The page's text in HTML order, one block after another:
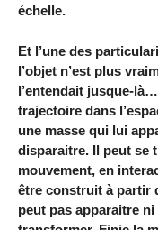
échelle.
Et l’une des
l’objet n’est plus
l’entendait jusque-
trajectoire dans
une masse qui lui
disparaitre. Il peut se
mouvement, en
être construit à partir
peut pas apparaitre